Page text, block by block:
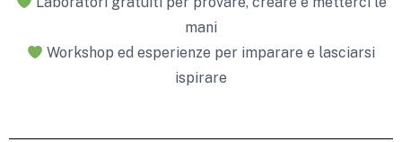
mani
Workshop ed esperienze per imparare e lasciarsi
ispirare